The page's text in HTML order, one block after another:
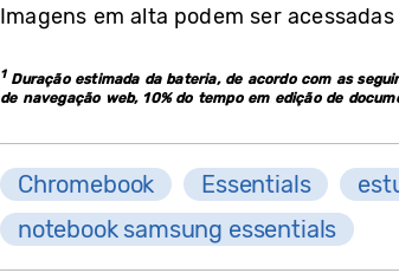
Imagens em alta podem ser
1Duração estimada da bateria, de acordo com as
de navegação web, 10% do tempo em edição de
Chromebook Essentials
notebook samsung essentials